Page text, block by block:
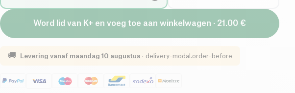
Word lid van K+ en voeg toe aan winkelwagen · 21.00 €
🚚 Levering vanaf maandag 10 augustus · delivery-modal.order-before